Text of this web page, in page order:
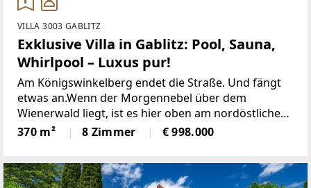
VILLA 3003 GABLITZ
Exklusive Villa in Gablitz: Pool, Sauna,
Whirlpool – Luxus pur!
Am Königswinkelberg endet die Straße. Und fängt
etwas an.Wenn der Morgennebel über dem
Wienerwald liegt, ist es hier oben am nordöstlichen
Rand von Gablitz zuerst still. Die Villa liegt in
absoluter Ruhelage, verborgen hinter altem
370 m² 8 Zimmer € 998.000